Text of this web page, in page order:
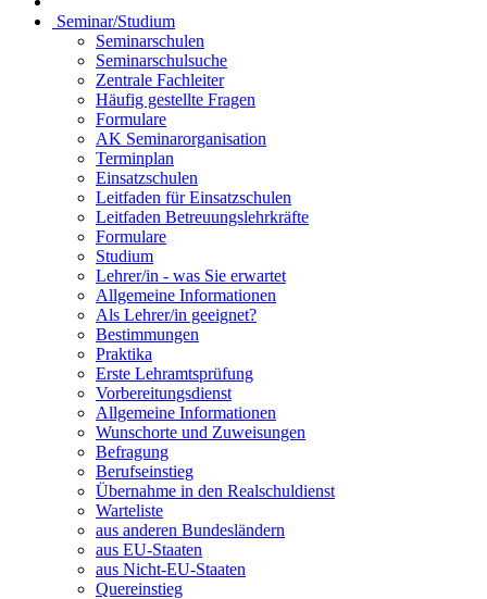
Seminar/Studium
Seminarschulen
Seminarschulsuche
Zentrale Fachleiter
Häufig gestellte Fragen
Formulare
AK Seminarorganisation
Terminplan
Einsatzschulen
Leitfaden für Einsatzschulen
Leitfaden Betreuungslehrkräfte
Formulare
Studium
Lehrer/in - was Sie erwartet
Allgemeine Informationen
Als Lehrer/in geeignet?
Bestimmungen
Praktika
Erste Lehramtsprüfung
Vorbereitungsdienst
Allgemeine Informationen
Wunschorte und Zuweisungen
Befragung
Berufseinstieg
Übernahme in den Realschuldienst
Warteliste
aus anderen Bundesländern
aus EU-Staaten
aus Nicht-EU-Staaten
Quereinstieg